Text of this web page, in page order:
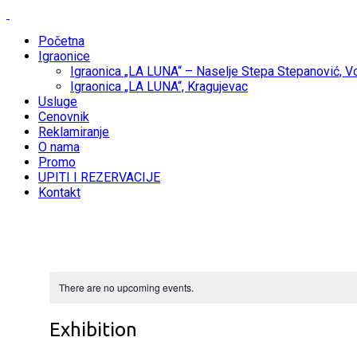
Početna
Igraonice
Igraonica „LA LUNA“ – Naselje Stepa Stepanović,
Igraonica „LA LUNA“, Kragujevac
Usluge
Cenovnik
Reklamiranje
O nama
Promo
UPITI I REZERVACIJE
Kontakt
There are no upcoming events.
Exhibition